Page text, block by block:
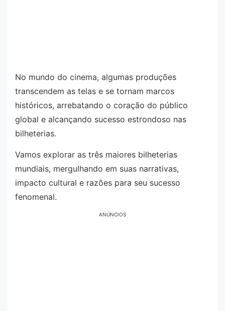
No mundo do cinema, algumas produções
transcendem as telas e se tornam marcos
históricos, arrebatando o coração do público
global e alcançando sucesso estrondoso nas
bilheterias.
Vamos explorar as três maiores bilheterias
mundiais, mergulhando em suas narrativas,
impacto cultural e razões para seu sucesso
fenomenal.
ANÚNCIOS